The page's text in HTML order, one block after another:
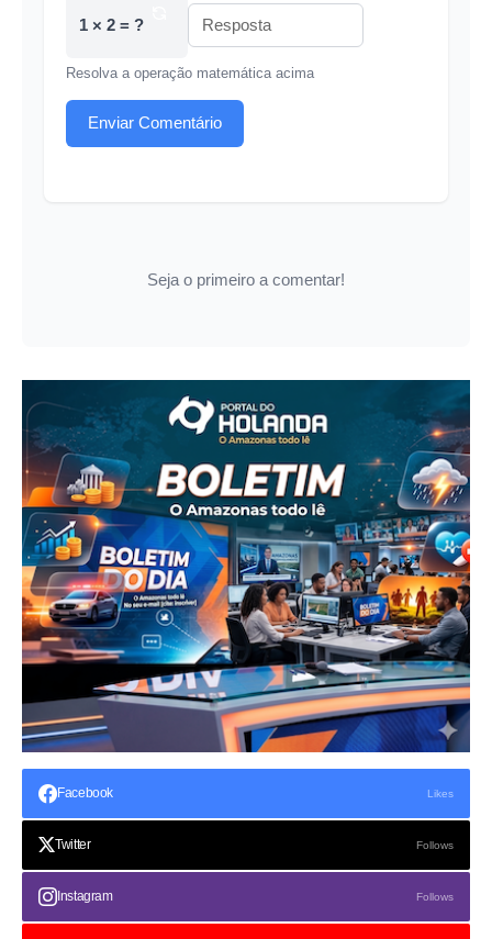
1 × 2 = ?
Resolva a operação matemática acima
Enviar Comentário
Seja o primeiro a comentar!
Facebook Likes
Twitter Follows
Instagram Follows